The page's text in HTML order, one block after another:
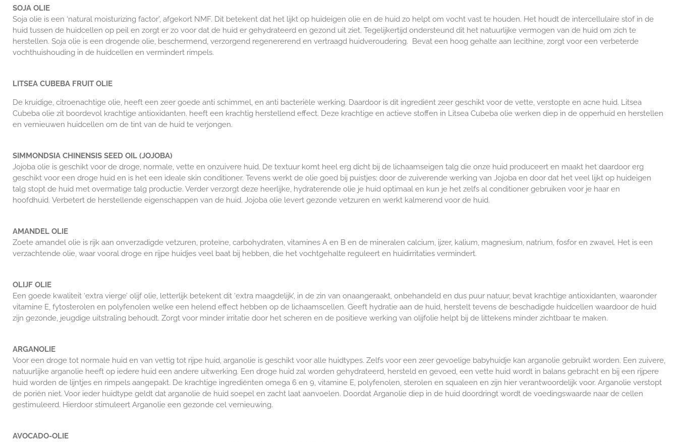
SOJA OLIE
Soja olie is een ‘natural moisturizing factor’, afgekort NMF. Dit betekent dat het lijkt op huideigen olie en de huid zo helpt om vocht vast te houden. Het houdt de intercellulaire stof in de
huid tussen de huidcellen op peil en zorgt er zo voor dat de huid er gehydrateerd en gezond uit ziet. Tegelijkertijd ondersteund dit het natuurlijke vermogen van de huid om zich te
herstellen. Soja olie is een drogende olie, beschermend, verzorgend regenererend en vertraagd huidveroudering. Bevat een hoog gehalte aan lecithine, zorgt voor een verbeterde
vochthuishouding in de huidcellen en vermindert rimpels.
LITSEA CUBEBA FRUIT OLIE
De kruidige, citroenachtige olie, heeft een zeer goede anti schimmel, en anti bacteriële werking. Daardoor is dit ingrediënt zeer geschikt voor de vette, verstopte en acne huid. Litsea
Cubeba olie zit boordevol krachtige antioxidanten. heeft een krachtig herstellend effect. Deze krachtige en actieve stoffen in Litsea Cubeba olie werken diep in de opperhuid en herstellen
en vernieuwen huidcellen om de tint van de huid te verjongen.
SIMMONDSIA CHINENSIS SEED OIL (JOJOBA)
Jojoba olie is geschikt voor de droge, normale, vette en onzuivere huid. De textuur komt heel erg dicht bij de lichaamseigen talg die onze huid produceert en maakt het daardoor erg
geschikt voor een droge huid en is het een ideale skin conditioner. Tevens werkt de olie goed bij puistjes; door de zuiverende werking van Jojoba en door dat het veel lijkt op huideigen
talg stopt de huid met overmatige talg productie. Verder verzorgt deze heerlijke, hydraterende olie je huid optimaal en kun je het zelfs al conditioner gebruiken voor je haar en
hoofdhuid. Verbetert de herstellende eigenschappen van de huid. Jojoba olie levert gezonde vetzuren en werkt kalmerend voor de huid.
AMANDEL OLIE
Zoete amandel olie is rijk aan onverzadigde vetzuren, proteïne, carbohydraten, vitamines A en B en de mineralen calcium, ijzer, kalium, magnesium, natrium, fosfor en zwavel. Het is een
verzachtende olie, waar vooral droge en rijpe huidjes veel baat bij hebben, die het vochtgehalte reguleert en huidirritaties vermindert.
OLIJF OLIE
Een goede kwaliteit ‘extra vierge’ olijf olie, letterlijk betekent dit ‘extra maagdelijk’, in de zin van onaangeraakt, onbehandeld en dus puur natuur, bevat krachtige antioxidanten, waaronder
vitamine E, fytosterolen en polyfenolen welke een helend effect hebben op de lichaamscellen. Geeft hydratie aan de huid, herstelt tevens de beschadigde huidcellen waardoor de huid
zijn gezonde, jeugdige uitstraling behoudt. Zorgt voor minder irritatie door het scheren en de positieve werking van olijfolie helpt bij de littekens minder zichtbaar te maken.
ARGANOLIE
Voor een droge tot normale huid en van vettig tot rijpe huid, arganolie is geschikt voor alle huidtypes. Zelfs voor een zeer gevoelige babyhuidje kan arganolie gebruikt worden. Een zuivere,
natuurlijke arganolie heeft op iedere huid een andere uitwerking. Een droge huid zal worden gehydrateerd, hersteld en gevoed, een vette huid wordt in balans gebracht en bij een rijpere
huid worden de lijntjes en rimpels aangepakt. De krachtige ingrediënten omega 6 en 9, vitamine E, polyfenolen, sterolen en squaleen en zijn hier verantwoordelijk voor. Arganolie verstopt
de poriën niet. Voor ieder huidtype geldt dat arganolie de huid soepel en zacht laat aanvoelen. Doordat Arganolie diep in de huid doordringt wordt de voedingswaarde naar de cellen
gestimuleerd. Hierdoor stimuleert Arganolie een gezonde cel vernieuwing.
AVOCADO-OLIE